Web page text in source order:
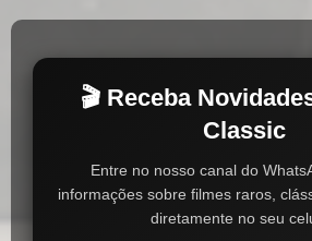
🎬 Receba
Classic
Entre no nosso canal do
informações sobre filmes raros,
diretamente no seu